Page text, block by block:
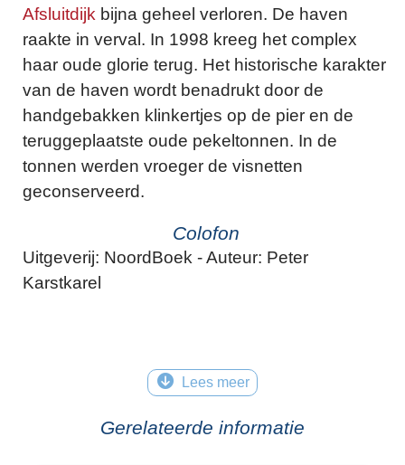
Afsluitdijk bijna geheel verloren. De haven
raakte in verval. In 1998 kreeg het complex
haar oude glorie terug. Het historische karakter
van de haven wordt benadrukt door de
handgebakken klinkertjes op de pier en de
teruggeplaatste oude pekeltonnen. In de
tonnen werden vroeger de visnetten
geconserveerd.
Colofon
Uitgeverij: NoordBoek - Auteur: Peter
Karstkarel
Lees meer
Gerelateerde informatie